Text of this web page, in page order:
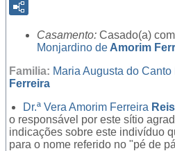
Casamento: Casado(a)
Monjardino de Amorim
Familia: Maria Augusta do
Ferreira
Dr.ª Vera Amorim Ferreira
o responsável por este sítio
indicações sobre este indivíduo
para o nome referido no "pé de